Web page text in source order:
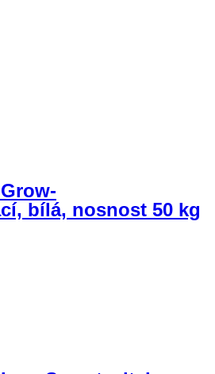
bílá, nosnost 50 kg